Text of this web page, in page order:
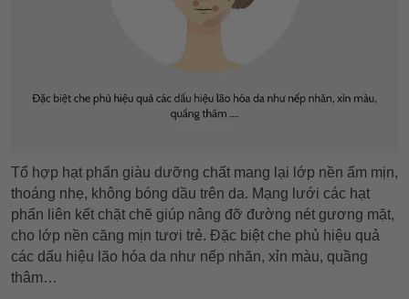
Tổ hợp hạt phấn giàu dưỡng chất mang lại lớp nền ẩm mịn,
thoáng nhẹ, không bóng dầu trên da. Mạng lưới các hạt
phấn liên kết chặt chẽ giúp nâng đỡ đường nét gương mặt,
cho lớp nền căng mịn tươi trẻ. Đặc biệt che phủ hiệu quả
các dấu hiệu lão hóa da như nếp nhăn, xỉn màu, quầng
thâm…